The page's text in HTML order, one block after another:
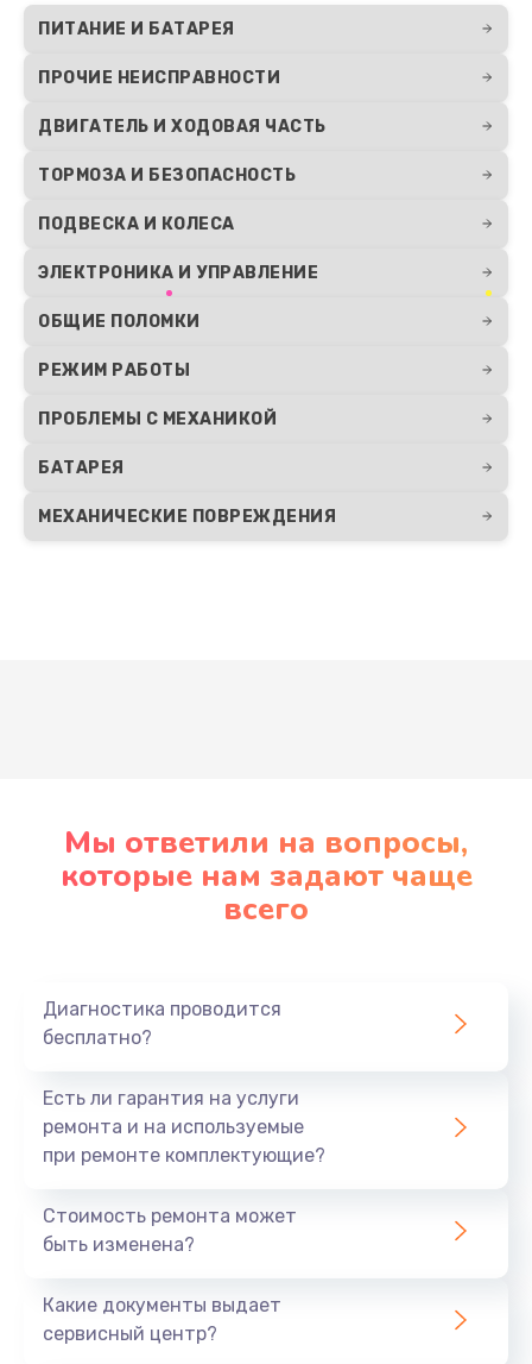
ПИТАНИЕ И БАТАРЕЯ
ПРОЧИЕ НЕИСПРАВНОСТИ
ДВИГАТЕЛЬ И ХОДОВАЯ ЧАСТЬ
ТОРМОЗА И БЕЗОПАСНОСТЬ
ПОДВЕСКА И КОЛЕСА
ЭЛЕКТРОНИКА И УПРАВЛЕНИЕ
ОБЩИЕ ПОЛОМКИ
РЕЖИМ РАБОТЫ
ПРОБЛЕМЫ С МЕХАНИКОЙ
БАТАРЕЯ
МЕХАНИЧЕСКИЕ ПОВРЕЖДЕНИЯ
Мы ответили на вопросы,
которые нам задают чаще
всего
Диагностика проводится
бесплатно?
Есть ли гарантия на услуги
ремонта и на используемые
при ремонте комплектующие?
Стоимость ремонта может
быть изменена?
Какие документы выдает
сервисный центр?